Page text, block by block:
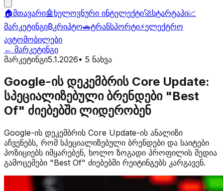
🏠მთავარი🤖 ხელოვნური ინტელექტი🚀სტარტაპი📈
მარკეტინგი₿კრიპტო🚗ტრანსპორტი⚡ელექტრო
ავტომობილები
← მარკეტინგი
მარკეტინგი5.1.2026• 5 ნახვა
Google-ის დეკემბრის Core Update:
სპეციალიზებული ბრენდები "Best
Of" ძიებებში ლიდერობენ
Google-ის დეკემბრის Core Update-ის ანალიზი
აჩვენებს, რომ სპეციალიზებული ბრენდები და საიტები
პოზიციებს იმყარებენ, ხოლო ზოგადი პროფილის მედია
გამოცემები "Best Of" ძიებებში რეიტინგებს კარგავენ.